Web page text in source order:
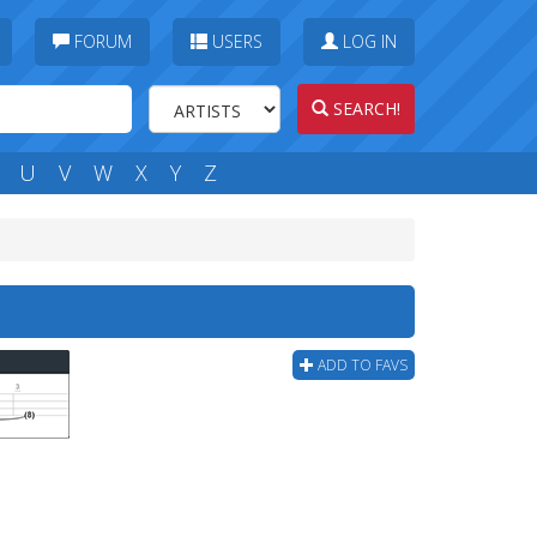
FORUM USERS LOG IN
SEARCH!
U V W X Y Z
ADD TO FAVS